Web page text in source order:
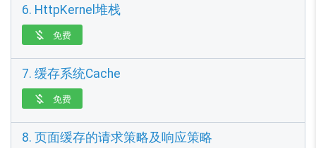
6. HttpKernel堆栈
 免费
7. 缓存系统Cache
 免费
8. 页面缓存的请求策略及响应策略